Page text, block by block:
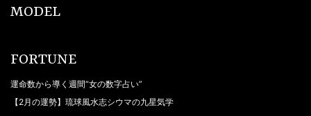
MODEL
FORTUNE
運命数から導く週間“女の数字占い”
【2月の運勢】琉球風水志シウマの九星気学